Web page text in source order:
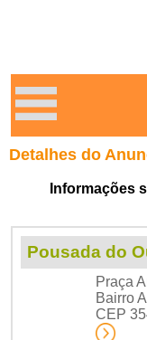
Detalhes do
Informações
Pousada do
Praça
Bairro
CEP